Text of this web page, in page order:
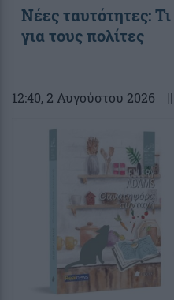
Νέες ταυτότητες:
για τους πολίτες
12:40, 2 Αυγούστου 2026 ||